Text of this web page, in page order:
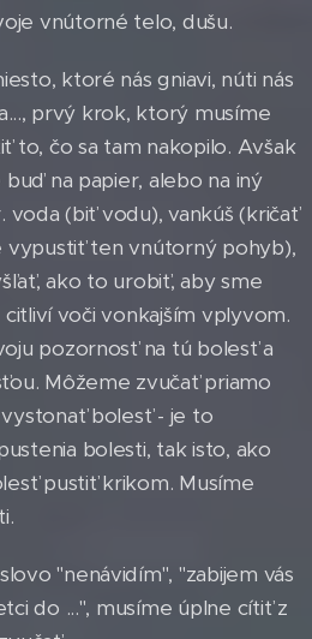
vnútorné telo, dušu.
ktoré nás gniavi, núti nás
prvý krok, ktorý musíme
to, čo sa tam nakopilo. Avšak
na papier, alebo na iný
voda (biť vodu), vankúš (kričať
vypustiť ten vnútorný pohyb),
ako to urobiť, aby sme
voči vonkajším vplyvom.
pozornosť na tú bolesť a
Môžeme zvučať priamo
bolesť - je to
bolesti, tak isto, ako
pustiť krikom. Musíme
"nenávidím", "zabijem vás
do ...", musíme úplne cítiť z